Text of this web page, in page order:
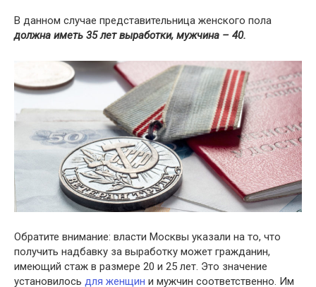
В данном случае представительница женского пола
должна иметь 35 лет выработки, мужчина – 40.
Обратите внимание: власти Москвы указали на то, что
получить надбавку за выработку может гражданин,
имеющий стаж в размере 20 и 25 лет. Это значение
установилось для женщин и мужчин соответственно. Им